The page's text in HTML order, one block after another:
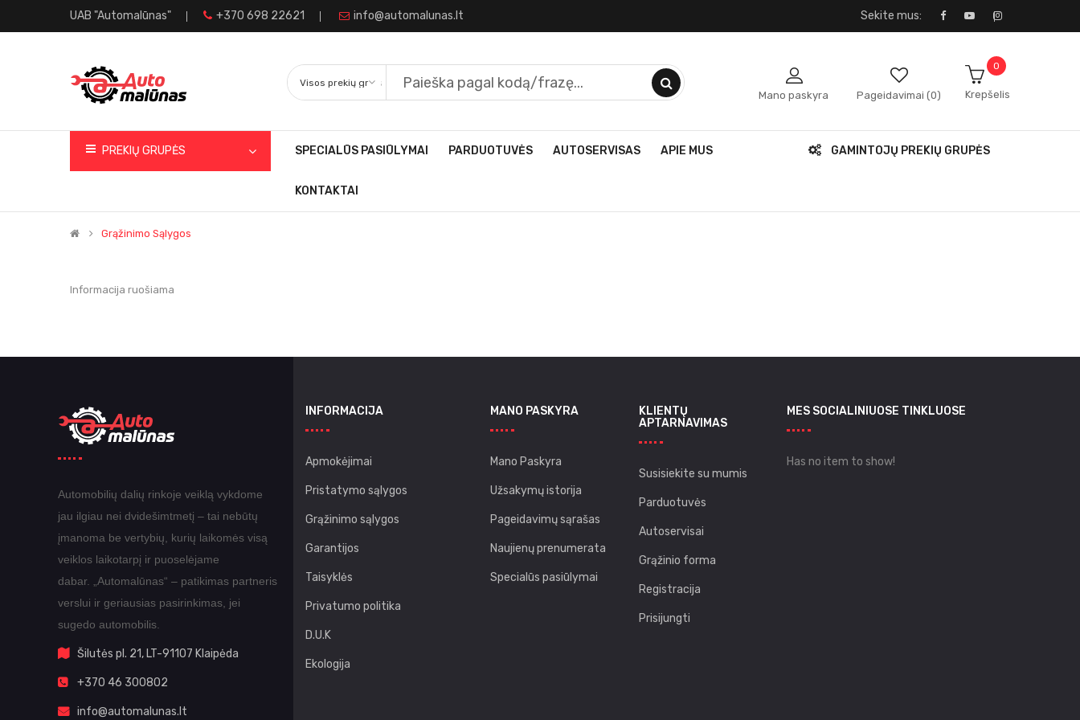
UAB "Automalūnas" +370 698 22621 info@automalunas.lt Sekite mus:
Mano paskyra Pageidavimai (0) Krepšelis
0
PREKIŲ GRUPĖS GAMINTOJŲ PREKIŲ GRUPĖS
SPECIALŪS PASIŪLYMAI PARDUOTUVĖS AUTOSERVISAS APIE MUS
KONTAKTAI
Grąžinimo Sąlygos
Informacija ruošiama
Automobilių dalių rinkoje veiklą vykdome
jau ilgiau nei dvidešimtmetį – tai nebūtų
įmanoma be vertybių, kurių laikomės visą
veiklos laikotarpį ir puoselėjame
dabar.
„Automalūnas“ – patikimas partneris
verslui ir geriausias pasirinkimas, jei
sugedo automobilis.
Šilutės pl. 21, LT-91107 Klaipėda
+370 46 300802
info@automalunas.lt
INFORMACIJA
Apmokėjimai
Pristatymo sąlygos
Grąžinimo sąlygos
Garantijos
Taisyklės
Privatumo politika
D.U.K
Ekologija
MANO PASKYRA
Mano Paskyra
Užsakymų istorija
Pageidavimų sąrašas
Naujienų prenumerata
Specialūs pasiūlymai
KLIENTŲ
APTARNAVIMAS
Susisiekite su mumis
Parduotuvės
Autoservisai
Grąžinio forma
Registracija
Prisijungti
MES SOCIALINIUOSE TINKLUOSE
Has no item to show!